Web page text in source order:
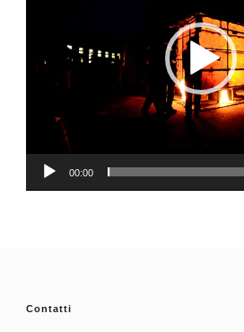
00:00
Contatti